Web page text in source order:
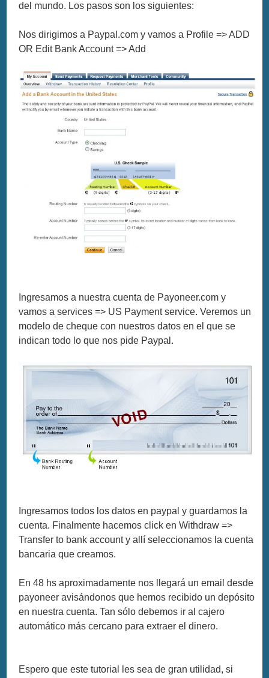
del mundo. Los pasos son los siguientes:
Nos dirigimos a Paypal.com y vamos a Profile => ADD
OR Edit Bank Account => Add
Ingresamos a nuestra cuenta de Payoneer.com y
vamos a services => US Payment service. Veremos un
modelo de cheque con nuestros datos en el que se
indican todo lo que nos pide Paypal.
Ingresamos todos los datos en paypal y guardamos la
cuenta. Finalmente hacemos click en Withdraw =>
Transfer to bank account y allí seleccionamos la cuenta
bancaria que creamos.
En 48 hs aproximadamente nos llegará un email desde
payoneer avisándonos que hemos recibido un depósito
en nuestra cuenta. Tan sólo debemos ir al cajero
automático más cercano para extraer el dinero.
Espero que este tutorial les sea de gran utilidad, si